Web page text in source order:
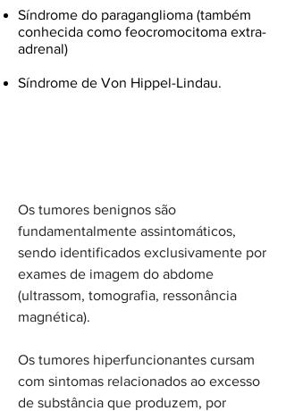
Síndrome do paraganglioma (também
conhecida como feocromocitoma extra-
adrenal)
Síndrome de Von Hippel-Lindau.
Os tumores benignos são
fundamentalmente assintomáticos,
sendo identificados exclusivamente por
exames de imagem do abdome
(ultrassom, tomografia, ressonância
magnética).
Os tumores hiperfuncionantes cursam
com sintomas relacionados ao excesso
de substância que produzem, por